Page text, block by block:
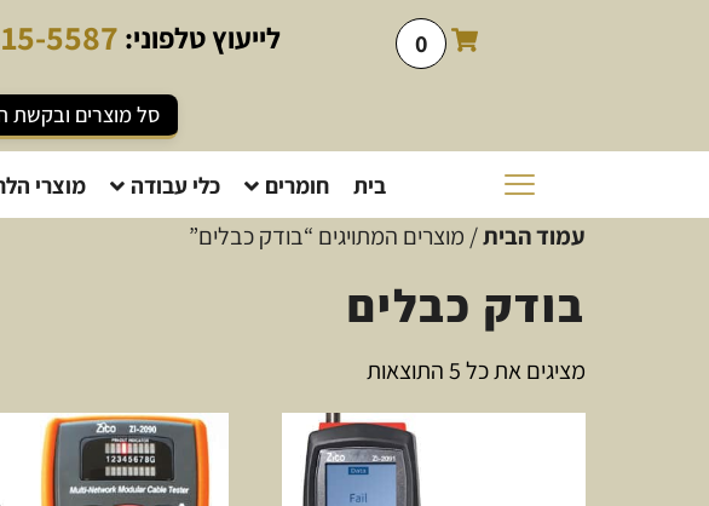
0 לייעוץטלפוני: 15-5587
סל מוצרים ובקשת
בית חומרים כלי עבודה מוצרי
עמוד הבית/ מוצרים המתויגים “בודק כבלים”
בודק כבלים
מציגים את כל ⁦5⁩ התוצאות